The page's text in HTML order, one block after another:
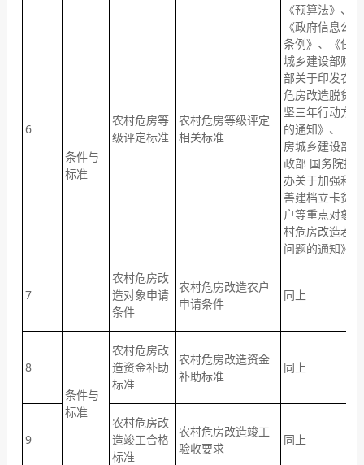
6
条件与
标准
农村危房等
级评定标准
农村危房等级评定
相关标准
《预算法》、
《政府信息公开
条例》、《住房
城乡建设部财政
部关于印发农村
危房改造脱贫攻
坚三年行动方案
的通知》、《住
房城乡建设部
政部 国务院扶
办关于加强和完
善建档立卡贫困
户等重点对象农
村危房改造若干
问题的通知》等
7
农村危房改
造对象申请
条件
农村危房改造农户
申请条件
同上
8
条件与
标准
农村危房改
造资金补助
标准
农村危房改造资金
补助标准
同上
9
农村危房改
造竣工合格
标准
农村危房改造竣工
验收要求
同上